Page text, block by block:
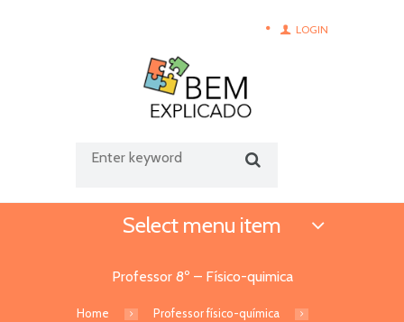
LOGIN
Select menu item
Professor 8º – Físico-quimica
Home
Professor físico-química